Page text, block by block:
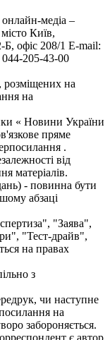
медіа –
Київ,
офіс 208/1 E-mail:
205-43-00
розміщених на
на
« Новини України
пряме
.
від
матеріалів.
- повинна бути
абзаці
"Заява",
"Тест-драйв",
на правах
з
чи наступне
на
забороняється.
є автор